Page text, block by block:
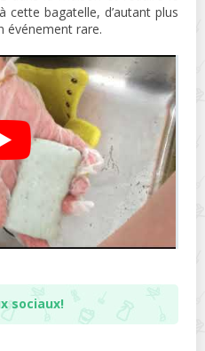
bagatelle, d’autant plus
événement rare.
sociaux!